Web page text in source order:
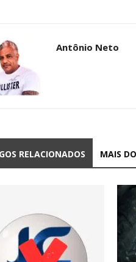
Antônio Neto
RELACIONADOS MAIS